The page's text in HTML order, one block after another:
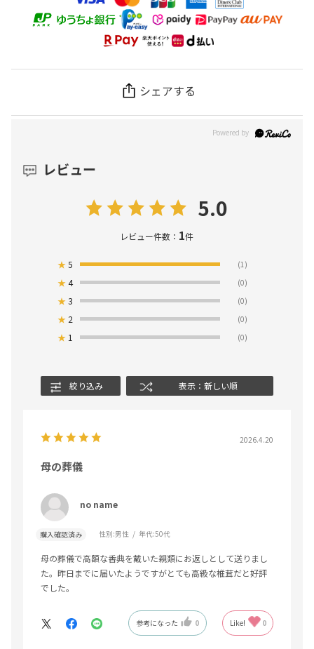
シェアする
レビュー
5.0
レビュー件数： 1件
★5 (1)
★4 (0)
★3 (0)
★ 2 (0)
★ 1 (0)
絞り込み 表示：新しい順
2026.4.20
母の葬儀
no name
購入確認済み 性別:男性 年代:50代
母の葬儀で高額な香典を戴いた親類にお返しとして送りまし
た。昨日までに届いたようですがとても高級な椎茸だと好評
でした。
参考になった 0 Like! 0